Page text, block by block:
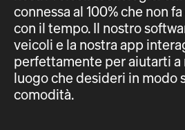
connessa al 100% che non
con il tempo. Il nostro
veicoli e la nostra app
perfettamente per aiutarti
luogo che desideri in modo
comodità.